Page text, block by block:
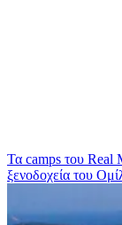
Τα camps του Real
ξενοδοχεία του